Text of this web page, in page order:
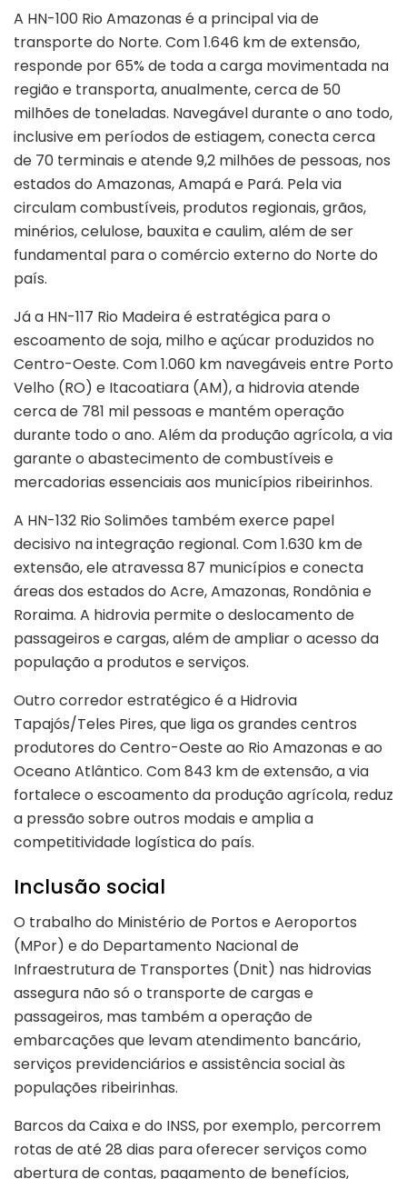
A HN-100 Rio Amazonas é a principal via de
transporte do Norte. Com 1.646 km de extensão,
responde por 65% de toda a carga movimentada na
região e transporta, anualmente, cerca de 50
milhões de toneladas. Navegável durante o ano todo,
inclusive em períodos de estiagem, conecta cerca
de 70 terminais e atende 9,2 milhões de pessoas, nos
estados do Amazonas, Amapá e Pará. Pela via
circulam combustíveis, produtos regionais, grãos,
minérios, celulose, bauxita e caulim, além de ser
fundamental para o comércio externo do Norte do
país.
Já a HN-117 Rio Madeira é estratégica para o
escoamento de soja, milho e açúcar produzidos no
Centro-Oeste. Com 1.060 km navegáveis entre Porto
Velho (RO) e Itacoatiara (AM), a hidrovia atende
cerca de 781 mil pessoas e mantém operação
durante todo o ano. Além da produção agrícola, a via
garante o abastecimento de combustíveis e
mercadorias essenciais aos municípios ribeirinhos.
A HN-132 Rio Solimões também exerce papel
decisivo na integração regional. Com 1.630 km de
extensão, ele atravessa 87 municípios e conecta
áreas dos estados do Acre, Amazonas, Rondônia e
Roraima. A hidrovia permite o deslocamento de
passageiros e cargas, além de ampliar o acesso da
população a produtos e serviços.
Outro corredor estratégico é a Hidrovia
Tapajós/Teles Pires, que liga os grandes centros
produtores do Centro-Oeste ao Rio Amazonas e ao
Oceano Atlântico. Com 843 km de extensão, a via
fortalece o escoamento da produção agrícola, reduz
a pressão sobre outros modais e amplia a
competitividade logística do país.
Inclusão social
O trabalho do Ministério de Portos e Aeroportos
(MPor) e do Departamento Nacional de
Infraestrutura de Transportes (Dnit) nas hidrovias
assegura não só o transporte de cargas e
passageiros, mas também a operação de
embarcações que levam atendimento bancário,
serviços previdenciários e assistência social às
populações ribeirinhas.
Barcos da Caixa e do INSS, por exemplo, percorrem
rotas de até 28 dias para oferecer serviços como
abertura de contas, pagamento de benefícios,